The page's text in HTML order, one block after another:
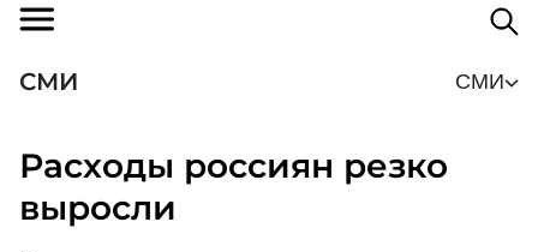
СМИ СМИ
Расходы россиян резко
выросли